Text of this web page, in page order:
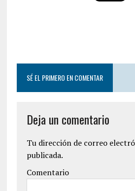
SÉ EL PRIMERO EN COMENTAR
Deja un comentario
Tu dirección de correo
publicada.
Comentario